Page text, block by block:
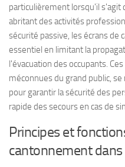
particulièrement lorsqu'il s'agit
abritant des activités
sécurité passive, les écrans
essentiel en limitant la
l'évacuation des occupants.
méconnues du grand public,
pour garantir la sécurité des
rapide des secours en cas de
Principes et
cantonnement